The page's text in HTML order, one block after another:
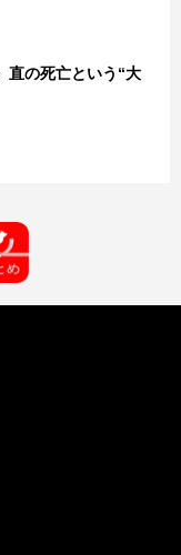
直の死亡という“大